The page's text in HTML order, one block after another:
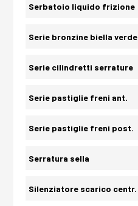
Serbatoio liquido frizione
Serie bronzine biella verde
Serie cilindretti serrature
Serie pastiglie freni ant.
Serie pastiglie freni post.
Serratura sella
Silenziatore scarico centr.